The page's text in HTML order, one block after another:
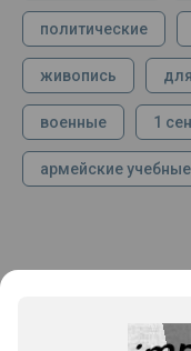
политические
живопись
военные 1
армейские учебные